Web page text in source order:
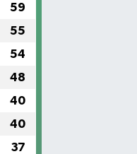
59
55
54
48
40
40
37